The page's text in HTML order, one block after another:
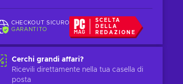
CHECKOUT SICURO
GARANTITO
SCELTA
DELLA
REDAZIONE
Cerchi grandi affari?
Ricevili direttamente nella tua casella di
posta